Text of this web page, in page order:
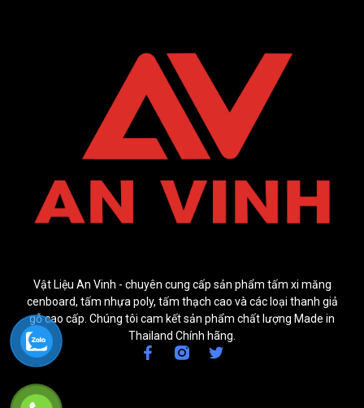
Vật Liệu An Vinh - chuyên cung cấp sản phẩm tấm xi măng
cenboard, tấm nhựa poly, tấm thạch cao và các loại thanh giả
gỗ cao cấp. Chúng tôi cam kết sản phẩm chất lượng Made in
Thailand Chính hãng.